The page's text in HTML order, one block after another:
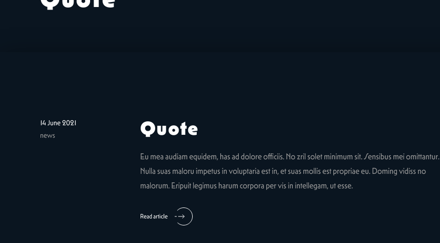
14 June 2021
news
Quote
Eu mea audiam equidem, has ad dolore officiis. No zril solet minimum sit. Sensibus mei omittantur.
Nulla suas maloru impetus in voluptaria est in, et suas mollis est propriae eu. Doming vidiss no
malorum. Eripuit legimus harum corpora per vis in intellegam, ut esse.
Read article